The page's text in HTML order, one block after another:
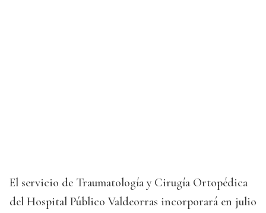
El servicio de Traumatología y Cirugía Ortopédica
del Hospital Público Valdeorras incorporará en julio